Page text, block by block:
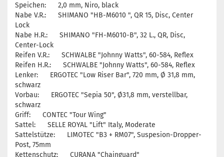
Speichen: 2,0 mm, Niro, black
Nabe V.R.: SHIMANO "HB-M6010 ", QR 15, Disc, Center
Lock
Nabe H.R.: SHIMANO "FH-M6010-B", 32 L., QR, Disc,
Center-Lock
Reifen V.R.: SCHWALBE "Johnny Watts", 60-584, Reflex
Reifen H.R.: SCHWALBE "Johnny Watts", 60-584, Reflex
Lenker: ERGOTEC "Low Riser Bar", 720 mm, Ø 31,8 mm,
schwarz
Vorbau: ERGOTEC "Sepia 50", Ø31,8 mm, verstellbar,
schwarz
Griff: CONTEC "Tour Wing"
Sattel: SELLE ROYAL "Lift" Italy, Moderate
Sattelstütze: LIMOTEC "B3 + RM07", Suspesion-Dropper-
Post, 75mm
Kettenschutz: CURANA "Chainguard"